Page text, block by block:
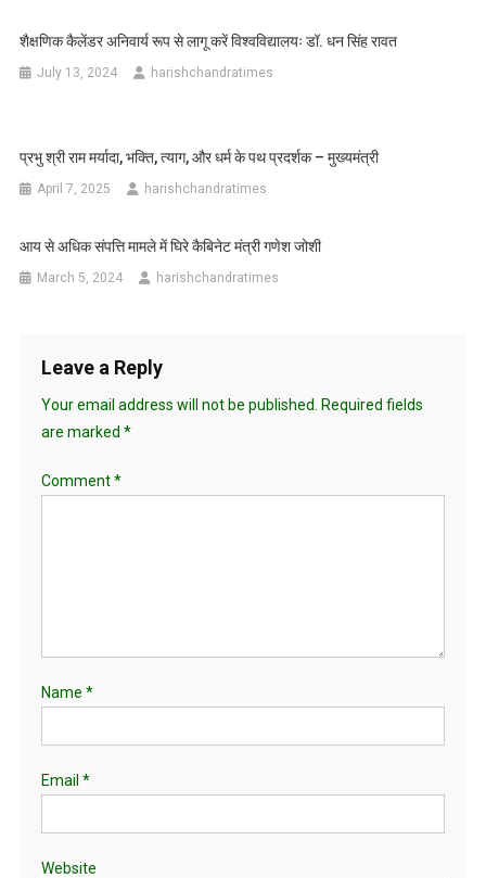
शैक्षणिक कैलेंडर अनिवार्य रूप से लागू करें विश्वविद्यालयः डॉ. धन सिंह रावत
July 13, 2024 harishchandratimes
प्रभु श्री राम मर्यादा, भक्ति, त्याग, और धर्म के पथ प्रदर्शक – मुख्यमंत्री
April 7, 2025 harishchandratimes
आय से अधिक संपत्ति मामले में घिरे कैबिनेट मंत्री गणेश जोशी
March 5, 2024 harishchandratimes
Leave a Reply
Your email address will not be published.
Required fields
are marked *
Comment*
Name *
Email *
Website